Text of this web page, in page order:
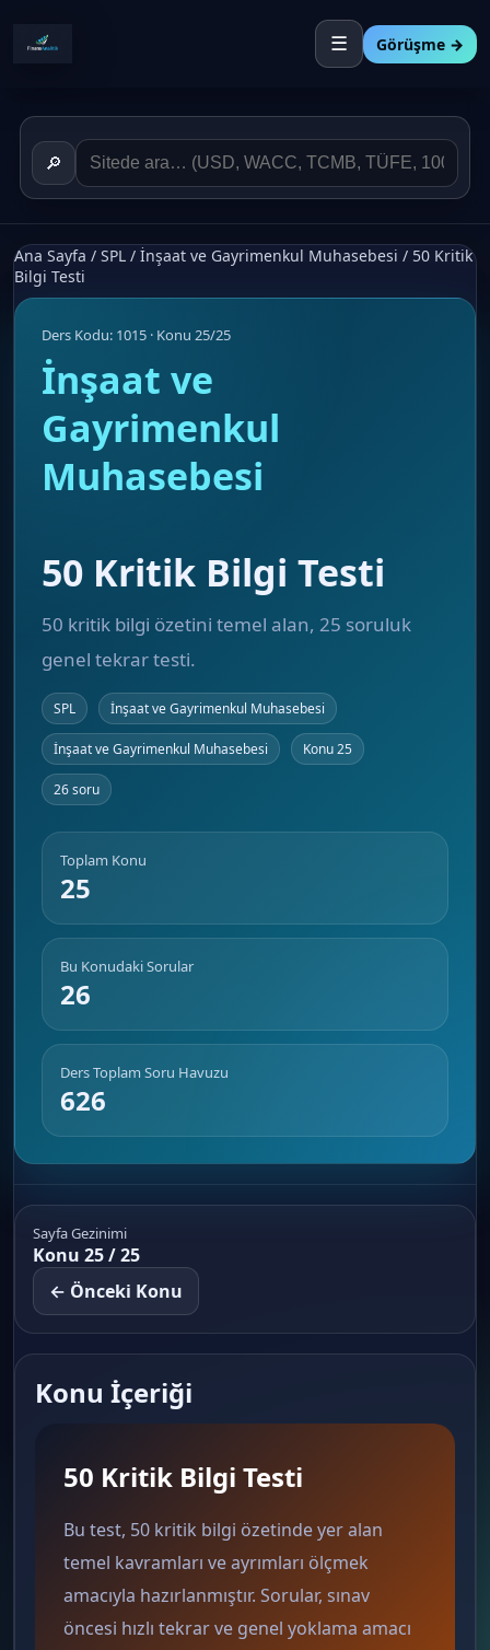
☰ Görüşme →
🔎
Ana Sayfa / SPL / İnşaat ve Gayrimenkul Muhasebesi / 50 Kritik
Bilgi Testi
Ders Kodu: 1015 · Konu 25/25
İnşaat ve
Gayrimenkul
Muhasebesi
50 Kritik Bilgi Testi
50 kritik bilgi özetini temel alan, 25 soruluk
genel tekrar testi.
SPL İnşaat ve Gayrimenkul Muhasebesi
İnşaat ve Gayrimenkul Muhasebesi Konu 25
26 soru
Toplam Konu
25
Bu Konudaki Sorular
26
Ders Toplam Soru Havuzu
626
Sayfa Gezinimi
Konu 25 / 25
← Önceki Konu
Konu İçeriği
50 Kritik Bilgi Testi
Bu test, 50 kritik bilgi özetinde yer alan
temel kavramları ve ayrımları ölçmek
amacıyla hazırlanmıştır. Sorular, sınav
öncesi hızlı tekrar ve genel yoklama amacı